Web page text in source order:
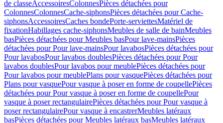
de classeAccessoiresColonnesPièces détachées pour
ColonnesColonnesCache-siphonsPièces détachées pour Cache-
siphonsAccessoiresCaches bondePorte-serviettesMatériel de
fixationHabillages cache-siphonsMeubles de salle de bainMeubles
basPièces détachées pour Meubles basPour lave-mainsPièces
détachées pour Pour lave-mainsPour lavabosPièces détachées pour
Pour lavabosPour lavabos doublesPièces détachées pour Pour
lavabos doublesPour lavabos pour meublePièces détachées pour
Pour lavabos pour meublePlans pour vasquePièces détachées pour
Plans pour vasquePour vasque à poser en forme de coupellePièces
détachées pour Pour vasque à poser en forme de coupellePour
vasque à poser rectangulairePièces détachées pour Pour vasque à
poser rectangulairePour vasque à encastrerMeubles latéraux
basPièces détachées pour Meubles latéraux basMeubles latéraux